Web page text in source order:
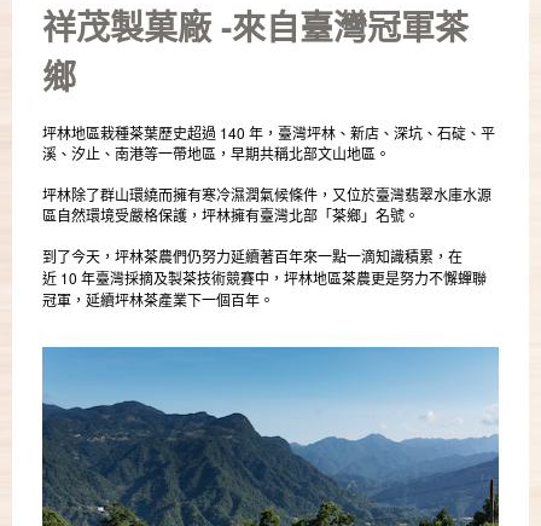
祥茂製菓廠 -來自臺灣冠軍茶
鄉
坪林地區栽種茶葉歷史超過 140 年，臺灣坪林、新店、深坑、石碇、平
溪、汐止、南港等一帶地區，早期共稱北部文山地區。
坪林除了群山環繞而擁有寒冷濕潤氣候條件，又位於臺灣翡翠水庫水源
區自然環境受嚴格保護，坪林擁有臺灣北部「茶鄉」名號。
到了今天，坪林茶農們仍努力延續著百年來一點一滴知識積累，在
近 10 年臺灣採摘及製茶技術競賽中，坪林地區茶農更是努力不懈蟬聯
冠軍，延續坪林茶產業下一個百年。